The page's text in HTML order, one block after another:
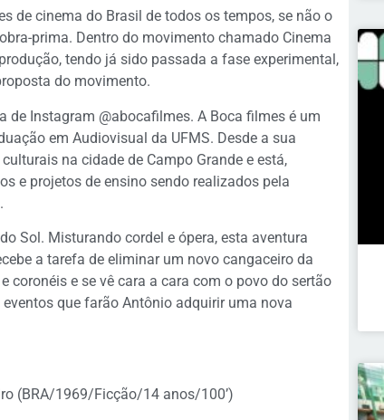
de cinema do Brasil de todos os tempos, se não o
prima. Dentro do movimento chamado Cinema
tendo já sido passada a fase experimental,
do movimento.
Instagram @abocafilmes. A Boca filmes é um
em Audiovisual da UFMS. Desde a sua
na cidade de Campo Grande e está,
e projetos de ensino sendo realizados pela
Sol. Misturando cordel e ópera, esta aventura
a tarefa de eliminar um novo cangaceiro da
coronéis e se vê cara a cara com o povo do sertão
que farão Antônio adquirir uma nova
(BRA/1969/Ficção/14 anos/100’)